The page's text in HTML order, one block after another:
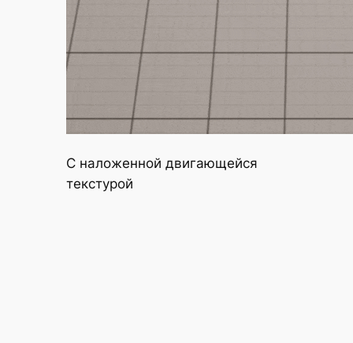
С наложенной двигающейся
текстурой